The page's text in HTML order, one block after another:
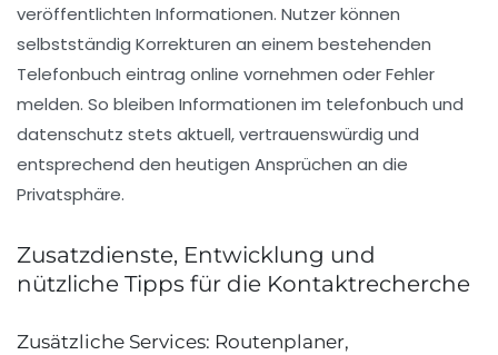
veröffentlichten Informationen. Nutzer können
selbstständig Korrekturen an einem bestehenden
Telefonbuch eintrag online vornehmen oder Fehler
melden. So bleiben Informationen im telefonbuch und
datenschutz stets aktuell, vertrauenswürdig und
entsprechend den heutigen Ansprüchen an die
Privatsphäre.
Zusatzdienste, Entwicklung und
nützliche Tipps für die Kontaktrecherche
Zusätzliche Services: Routenplaner,